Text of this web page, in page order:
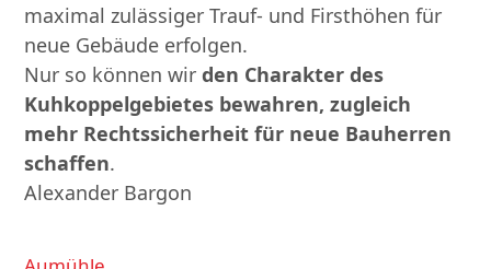
maximal zulässiger Trauf- und Firsthöhen für
neue Gebäude erfolgen.
Nur so können wirden Charakter des
Kuhkoppelgebietes bewahren, zugleich
mehr Rechtssicherheit für neue Bauherren
schaffen.
Alexander Bargon